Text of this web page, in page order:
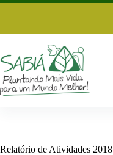
Pular
Relatório de Atividades 2018